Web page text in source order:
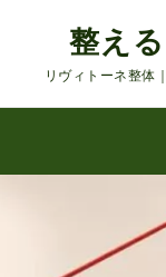
整え
リヴィトーネ整体